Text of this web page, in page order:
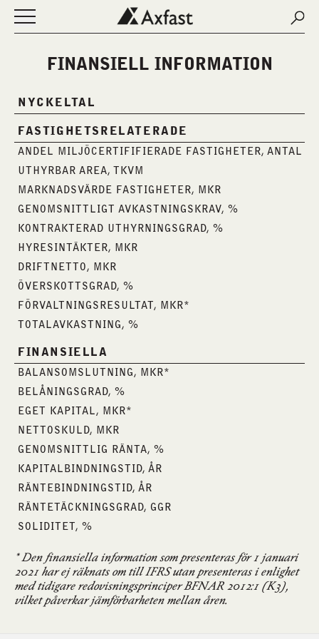
OM AXFAST
KONTAKT
MINA SIDOR
ENGLISH
Öppna eller stäng navigering
FINANSIELL INFORMATION
NYCKELTAL
FASTIGHETSRELATERADE
ANDEL MILJÖCERTIFIFIERADE FASTIGHETER, ANTAL %
UTHYRBAR AREA, TKVM
MARKNADSVÄRDE FASTIGHETER, MKR
GENOMSNITTLIGT AVKASTNINGSKRAV, %
KONTRAKTERAD UTHYRNINGSGRAD, %
HYRESINTÄKTER, MKR
DRIFTNETTO, MKR
ÖVERSKOTTSGRAD, %
FÖRVALTNINGSRESULTAT, MKR*
TOTALAVKASTNING, %
FINANSIELLA
BALANSOMSLUTNING, MKR*
BELÅNINGSGRAD, %
EGET KAPITAL, MKR*
NETTOSKULD, MKR
GENOMSNITTLIG RÄNTA, %
KAPITALBINDNINGSTID, ÅR
RÄNTEBINDNINGSTID, ÅR
RÄNTETÄCKNINGSGRAD, GGR
SOLIDITET, %
* Den finansiella information som presenteras för 1 januari
2021 har ej räknats om till IFRS utan presenteras i enlighet
med tidigare redovisningsprinciper BFNAR 2012:1 (K3),
vilket påverkar jämförbarheten mellan åren.